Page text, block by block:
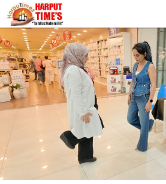
Devam Ediyor.